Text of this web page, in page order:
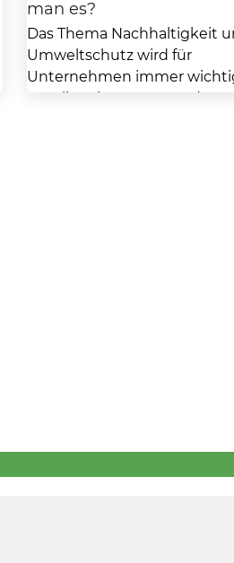
man es?
Das Thema Nachhaltigkeit
Umweltschutz wird für
Unternehmen immer
Vor allem im Segment der